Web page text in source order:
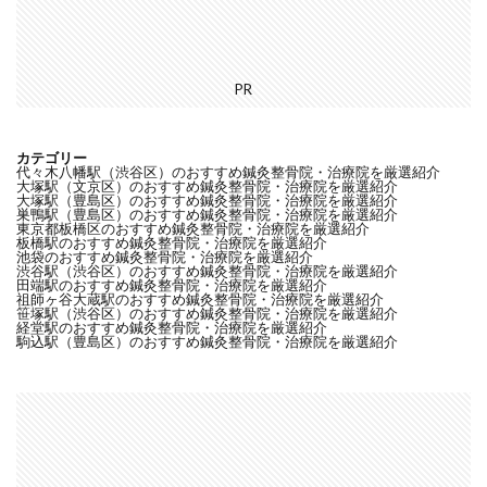
PR
カテゴリー
代々木八幡駅（渋谷区）のおすすめ鍼灸整骨院・治療院を厳選紹介
大塚駅（文京区）のおすすめ鍼灸整骨院・治療院を厳選紹介
大塚駅（豊島区）のおすすめ鍼灸整骨院・治療院を厳選紹介
巣鴨駅（豊島区）のおすすめ鍼灸整骨院・治療院を厳選紹介
東京都板橋区のおすすめ鍼灸整骨院・治療院を厳選紹介
板橋駅のおすすめ鍼灸整骨院・治療院を厳選紹介
池袋のおすすめ鍼灸整骨院・治療院を厳選紹介
渋谷駅（渋谷区）のおすすめ鍼灸整骨院・治療院を厳選紹介
田端駅のおすすめ鍼灸整骨院・治療院を厳選紹介
祖師ヶ谷大蔵駅のおすすめ鍼灸整骨院・治療院を厳選紹介
笹塚駅（渋谷区）のおすすめ鍼灸整骨院・治療院を厳選紹介
経堂駅のおすすめ鍼灸整骨院・治療院を厳選紹介
駒込駅（豊島区）のおすすめ鍼灸整骨院・治療院を厳選紹介